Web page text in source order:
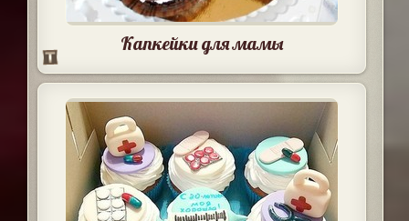
Капкейки для мамы